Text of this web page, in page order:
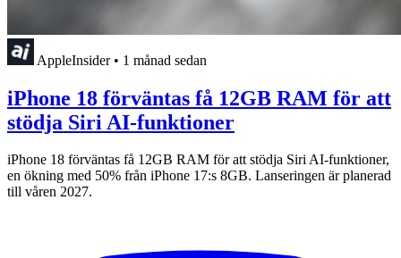
AppleInsider • 1 månad sedan
iPhone 18 förväntas få 12GB RAM för att
stödja Siri AI-funktioner
iPhone 18 förväntas få 12GB RAM för att stödja Siri AI-funktioner,
en ökning med 50% från iPhone 17:s 8GB. Lanseringen är planerad
till våren 2027.